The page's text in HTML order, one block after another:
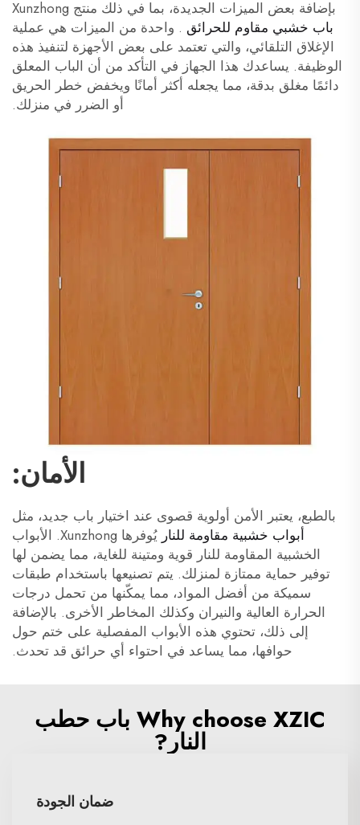
بإضافة بعض الميزات الجديدة، بما في ذلك منتج Xunzhong
باب خشبي مقاوم للحرائق . واحدة من الميزات هي عملية
الإغلاق التلقائي، والتي تعتمد على بعض الأجهزة لتنفيذ هذه
الوظيفة. يساعدك هذا الجهاز في التأكد من أن الباب المعلق
دائمًا مغلق بدقة، مما يجعله أكثر أمانًا ويخفض خطر الحريق
أو الضرر في منزلك.
الأمان:
بالطبع، يعتبر الأمن أولوية قصوى عند اختيار باب جديد، مثل
أبواب خشبية مقاومة للنار
يُوفرها Xunzhong. الأبواب
الخشبية المقاومة للنار قوية ومتينة للغاية، مما يضمن لها
توفير حماية ممتازة لمنزلك. يتم تصنيعها باستخدام طبقات
سميكة من أفضل المواد، مما يمكّنها من تحمل درجات
الحرارة العالية والنيران وكذلك المخاطر الأخرى. بالإضافة
إلى ذلك، تحتوي هذه الأبواب المفصلية على ختم حول
حوافها، مما يساعد في احتواء أي حرائق قد تحدث.
Why choose XZIC باب حطب
النار?
ضمان الجودة